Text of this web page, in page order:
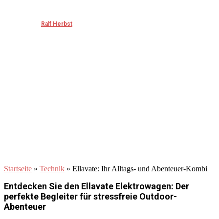
Ralf Herbst
Startseite » Technik » Ellavate: Ihr Alltags- und Abenteuer-Kombi
Entdecken Sie den Ellavate Elektrowagen: Der
perfekte Begleiter für stressfreie Outdoor-
Abenteuer